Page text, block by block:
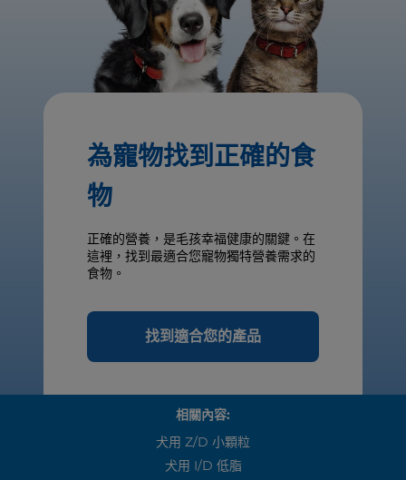
為寵物找到正確的食
物
正確的營養，是毛孩幸福健康的關鍵。在
這裡，找到最適合您寵物獨特營養需求的
食物。
找到適合您的產品
相關內容:
犬用 Z/d 小顆粒
犬用 I/d 低脂